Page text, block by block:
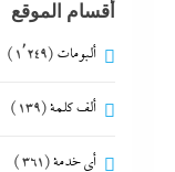
أقسام الموقع
ألبومات (1٬249)
ألف كلمة(139)
أي خدمة(361)